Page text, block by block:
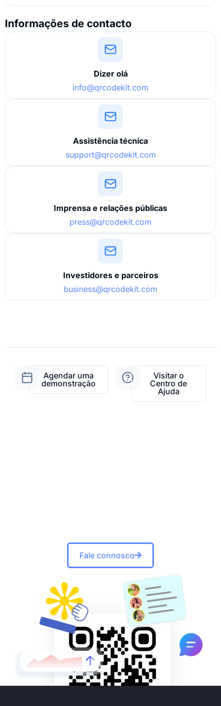
Informações de contacto
Dizer olá
info@qrcodekit.com
Assistência técnica
support@qrcodekit.com
Imprensa e relações públicas
press@qrcodekit.com
Investidores e parceiros
business@qrcodekit.com
Agendar uma
demonstração
Visitar o
Centro de
Ajuda
Fale connosco